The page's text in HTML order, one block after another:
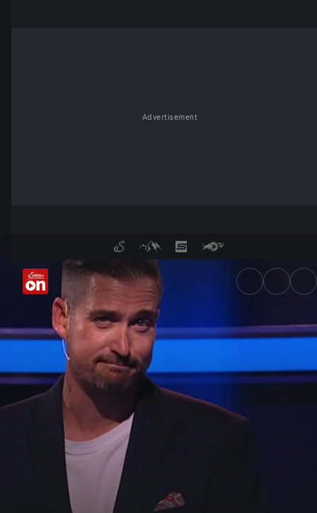
Advertisement
Quizmaster kompakt | Folge